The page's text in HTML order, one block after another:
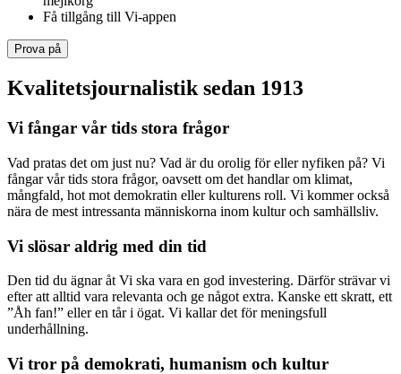
Få tillgång till Vi-appen
Prova på
Kvalitetsjournalistik sedan 1913
Vi fångar vår tids stora frågor
Vad pratas det om just nu? Vad är du orolig för eller nyfiken på? Vi
fångar vår tids stora frågor, oavsett om det handlar om klimat,
mångfald, hot mot demokratin eller kulturens roll. Vi kommer också
nära de mest intressanta människorna inom kultur och samhällsliv.
Vi slösar aldrig med din tid
Den tid du ägnar åt Vi ska vara en god investering. Därför strävar vi
efter att alltid vara relevanta och ge något extra. Kanske ett skratt, ett
”Åh fan!” eller en tår i ögat. Vi kallar det för meningsfull
underhållning.
Vi tror på demokrati, humanism och kultur